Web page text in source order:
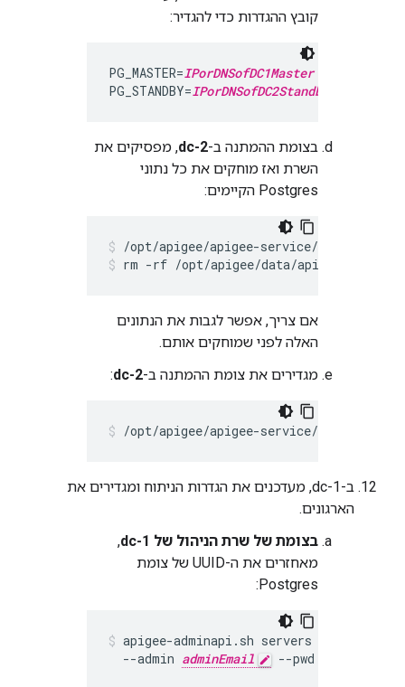
קובץ ההגדרות כדי להגדיר:
PG_MASTER=IPorDNSofDC1Master
PG_STANDBY=IPorDNSofDC2Standby
בצומת ההמתנה ב-dc-2, מפסיקים את
השרת ואז מוחקים את כל נתוני
Postgres הקיימים:
rm -rf /opt/apigee/data/apigee-
אם צריך, אפשר לגבות את הנתונים
האלה לפני שמוחקים אותם.
מגדירים את צומת ההמתנה ב-dc-2
:
/opt/apigee/apigee-service/bin/
ב-dc-1, מעדכנים את הגדרות הניתוח ומגדירים את
הארגונים.
בצומת של שרת הניהול של dc-1
,
מאחזרים את ה-UUID של צומת
Postgres:
apigee-adminapi.sh servers list -r
  --admin
adminEmail --pwd